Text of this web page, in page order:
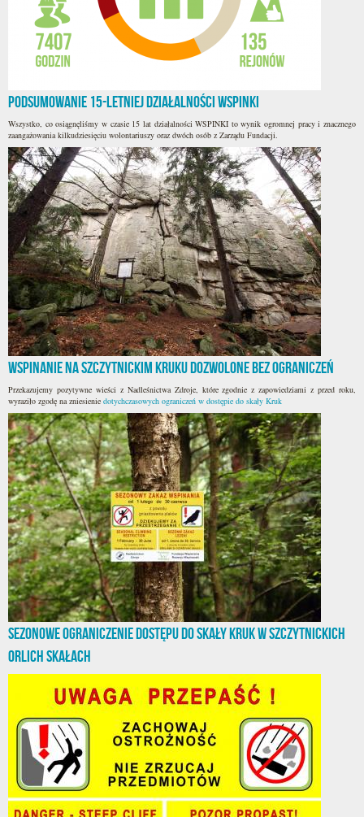
Podsumowanie 15-letniej działalności WSPINKI
Wszystko, co osiągnęliśmy w czasie 15 lat działalności WSPINKI to wynik ogromnej pracy i znacznego
zaangażowania kilkudziesięciu wolontariuszy oraz dwóch osób z Zarządu Fundacji.
Wspinanie na szczytnickim Kruku dozwolone bez ograniczeń
Przekazujemy pozytywne wieści z Nadleśnictwa Zdroje, które zgodnie z zapowiedziami z przed roku,
wyraziło zgodę na zniesienie dotychczasowych ograniczeń w dostępie do skały Kruk
Sezonowe ograniczenie dostępu do skały Kruk w szczytnickich
Orlich Skałach